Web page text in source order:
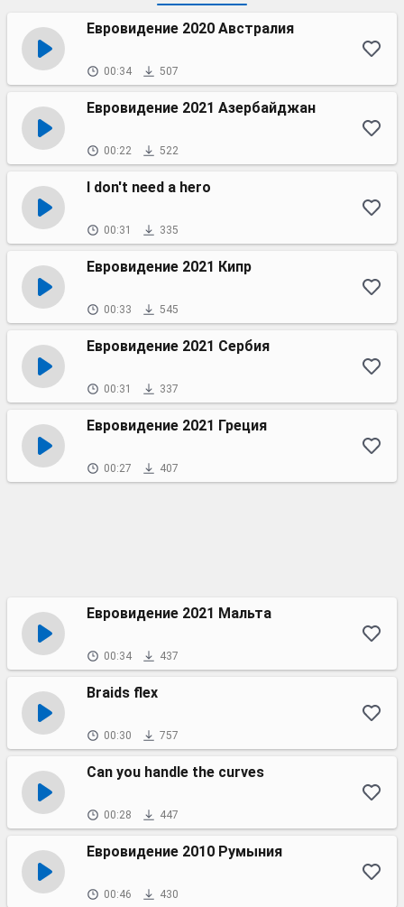
Евровидение 2020 Австралия
00:34 507
Евровидение 2021 Азербайджан
00:22 522
I don't need a hero
00:31 335
Евровидение 2021 Кипр
00:33 545
Евровидение 2021 Сербия
00:31 337
Евровидение 2021 Греция
00:27 407
Евровидение 2021 Мальта
00:34 437
Braids flex
00:30 757
Can you handle the curves
00:28 447
Евровидение 2010 Румыния
00:46 430